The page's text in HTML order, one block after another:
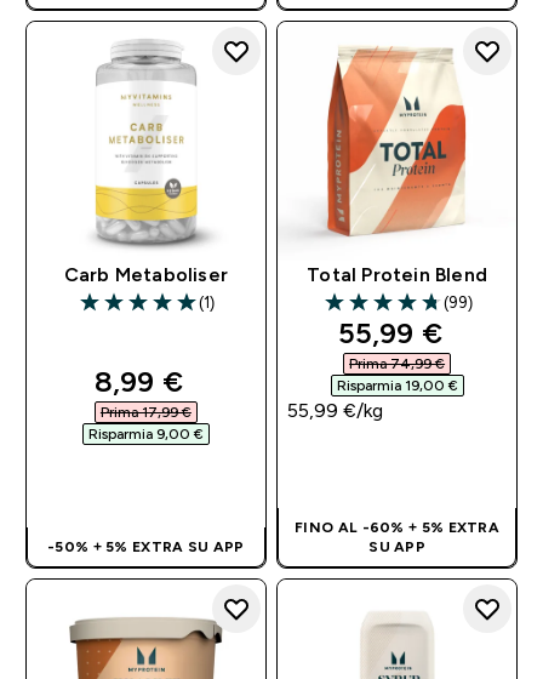
Carb Metaboliser
5 out of 5 stars
(1)
discounted price
8,99 €‎
Prima 17,99 €‎
Risparmia 9,00 €‎
-50% + 5% EXTRA SU APP
Total Protein Blend
4.73 out of 5 stars
(99)
discounted
55,99 €‎
Prima 74,99 €‎
Risparmia 19,00 €‎
55,99 €‎/kg
FINO AL -60% + 5% EXTRA
SU APP